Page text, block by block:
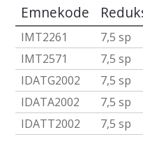
Emnekode
IMT2261 7,5 sp
IMT2571
7,5 sp
IDATG2002
7,5 sp
IDATA2002
7,5 sp
IDATT2002
7,5 sp